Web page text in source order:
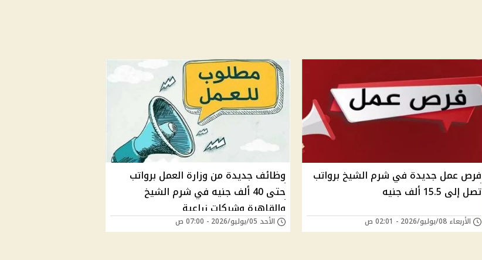
فرص عمل جديدة في شرم الشيخ برواتب
تصل إلى 15.5 ألف جنيه
الأربعاء 08/يوليو/2026 - 02:01 ص
وظائف جديدة من وزارة العمل برواتب
حتى 40 ألف جنيه في شرم الشيخ
والقاهرة وشركات زراعية
الأحد 05/يوليو/2026 - 07:00 ص